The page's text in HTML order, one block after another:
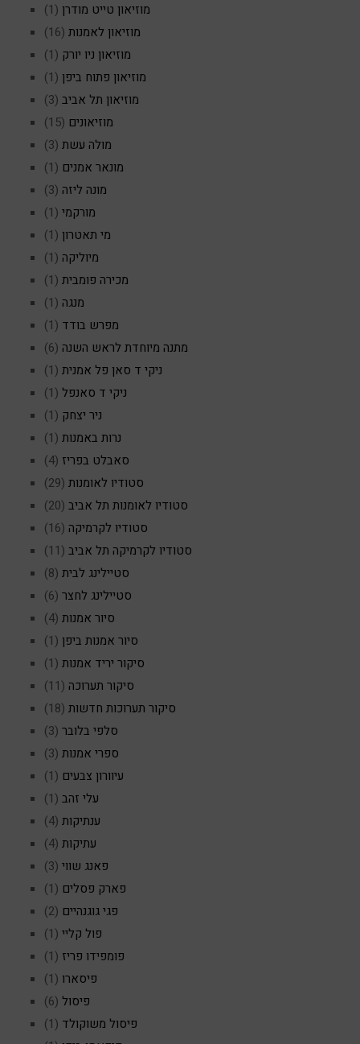
מוזיאון טייט מודרן (1)
מוזיאון לאמנות (16)
מוזיאון ניו יורק (1)
מוזיאון פתוח ביפן (1)
מוזיאון תל אביב (3)
מוזיאונים (15)
מולה עשת (3)
מונאר אמנים (1)
מונה ליזה (3)
מורקמי (1)
מי תאטרון (1)
מיוליקה (1)
מכירה פומבית (1)
מנגה (1)
מפרש בודד (1)
מתנה מיוחדת לראש השנה (6)
ניקי ד סאן פל אמנית (1)
ניקי ד סאנפל (1)
ניר יצחק (1)
נרות באמנות (1)
סאבלט בפריז (4)
סטודיו לאומנות (29)
סטודיו לאומנות תל אביב (20)
סטודיו לקרמיקה (16)
סטודיו לקרמיקה תל אביב (11)
סטיילינג לבית (8)
סטיילינג לחצר (6)
סיור אמנות (4)
סיור אמנות ביפן (1)
סיקור יריד אמנות (1)
סיקור תערוכה (11)
סיקור תערוכות חדשות (18)
סלפי בלובר (3)
ספרי אמנות (3)
עיוורון צבעים (1)
עלי זהב (1)
ענתיקות (4)
עתיקות (4)
פאנג שווי (3)
פארק פסלים (1)
פגי גוגנהיים (2)
פול קליי (1)
פומפידו פריז (1)
פיסארו (1)
פיסול (6)
פיסול משוקולד (1)